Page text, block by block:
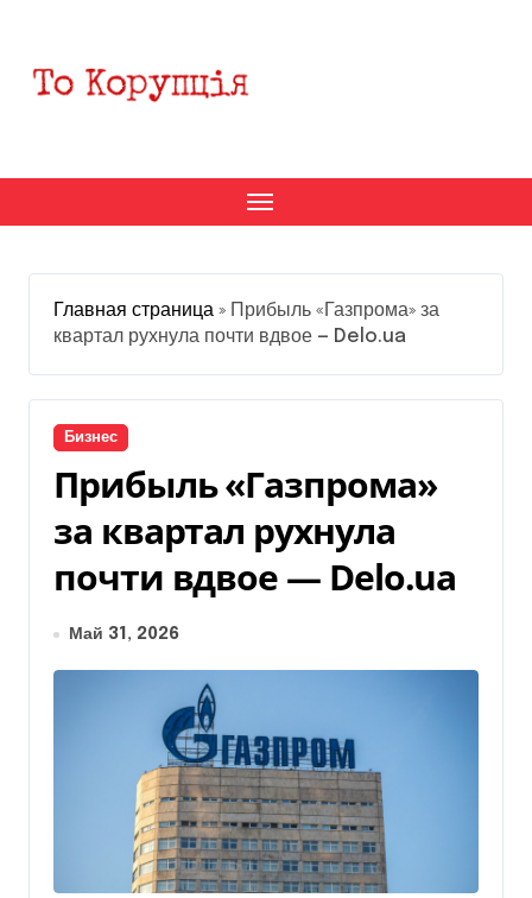
содержанию
Главная страница » Прибыль «Газпрома» за
квартал рухнула почти вдвое — Delo.ua
Бизнес
Прибыль «Газпрома»
за квартал рухнула
почти вдвое — Delo.ua
Май 31, 2026